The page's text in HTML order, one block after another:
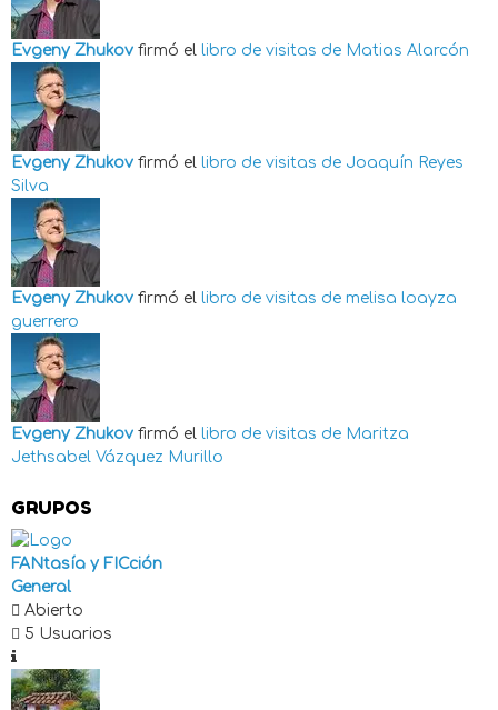
Evgeny Zhukov firmó el libro de visitas de Matias Alarcón
Evgeny Zhukov firmó el libro de visitas de Joaquín Reyes
Silva
Evgeny Zhukov firmó el libro de visitas de melisa loayza
guerrero
Evgeny Zhukov firmó el libro de visitas de Maritza
Jethsabel Vázquez Murillo
GRUPOS
FANtasía y FICción
General
Abierto
5 Usuarios